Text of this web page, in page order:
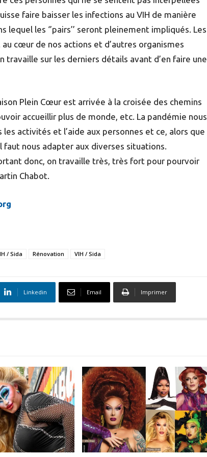
faire baisser les infections au VIH de manière
les ‘’pairs’’ seront pleinement impliqués. Les
cœur de nos actions et d’autres organismes
sur les derniers détails avant d’en faire une
Plein Cœur est arrivée à la croisée des chemins
accueillir plus de monde, etc. La pandémie nous
activités et l’aide aux personnes et ce, alors que
faut nous adapter aux diverses situations.
donc, on travaille très, très fort pour pourvoir
Chabot.
/ Sida Rénovation VIH / Sida
Linkedin Email Imprimer